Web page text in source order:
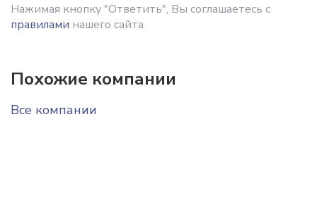
Нажимая кнопку "Ответить", Вы соглашаетесь с
правилами нашего сайта
Похожие компании
Все компании